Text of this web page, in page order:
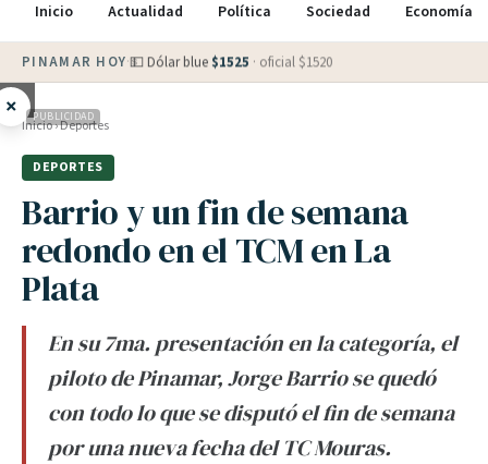
Inicio Actualidad Política Sociedad Economía
PINAMAR HOY·💵 Dólar blue $1525 · oficial $1520
× PUBLICIDAD
Inicio›Deportes
DEPORTES
Barrio y un fin de semana
redondo en el TCM en La
Plata
En su 7ma. presentación en la categoría, el
piloto de Pinamar, Jorge Barrio se quedó
con todo lo que se disputó el fin de semana
por una nueva fecha del TC Mouras.